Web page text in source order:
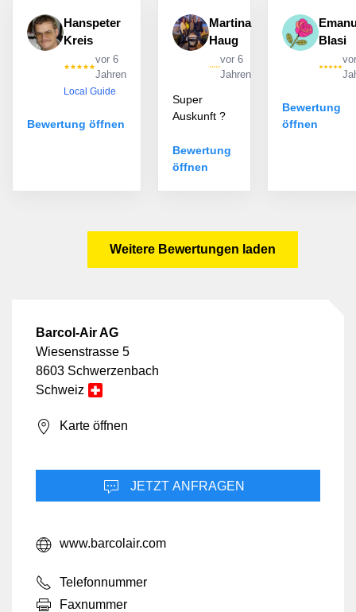
Hanspeter
Kreis
vor 6
Jahren
Local Guide
Bewertung öffnen
Martina
Haug
vor 6
Jahren
Super
Auskunft ?
Bewertung
öffnen
Blasi
Bewertung
öffnen
Weitere Bewertungen laden
Barcol-Air AG
Wiesenstrasse 5
8603 Schwerzenbach
Schweiz
Karte öffnen
JETZT ANFRAGEN
www.barcolair.com
Telefonnummer
Faxnummer